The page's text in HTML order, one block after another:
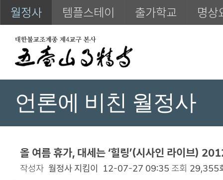
월정사 템플스테이 출가학교 명상
언론에 비친 월정사
올 여름 휴가, 대세는 ‘힐링’(시사인 라이브)
작성자 월정사 지킴이 12-07-27 09:35 조회 29,355